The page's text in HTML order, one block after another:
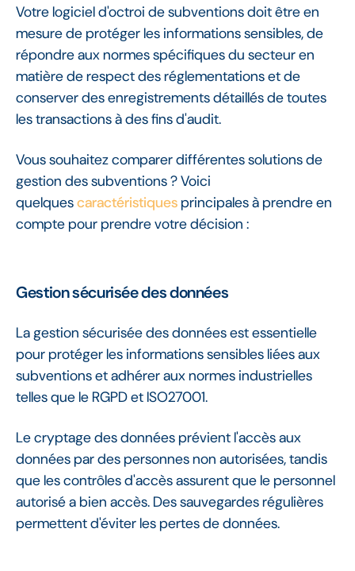
Votre logiciel d'octroi de subventions doit être en
mesure de protéger les informations sensibles, de
répondre aux normes spécifiques du secteur en
matière de respect des réglementations et de
conserver des enregistrements détaillés de toutes
les transactions à des fins d'audit.
Vous souhaitez comparer différentes solutions de
gestion des subventions ? Voici
quelquescaractéristiques principales à prendre en
compte pour prendre votre décision :
Gestion sécurisée des données
La gestion sécurisée des données est essentielle
pour protéger les informations sensibles liées aux
subventions et adhérer aux normes industrielles
telles que le RGPD et ISO27001.
Le cryptage des données prévient l'accès aux
données par des personnes non autorisées, tandis
que les contrôles d'accès assurent que le personnel
autorisé a bien accès. Des sauvegardes régulières
permettent d'éviter les pertes de données.